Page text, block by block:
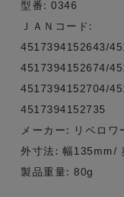
型番: 0346
ＪＡＮコード:
4517394152643/
4517394152674/
4517394152704/
4517394152735
メーカー: リベロワ
外寸法: 幅135mm/
製品重量: 80g